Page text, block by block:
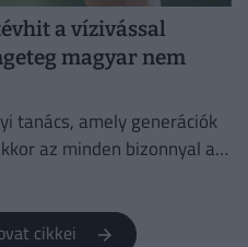
a vízivással
magyar nem
tanács, amely generációk
az minden bizonnyal a
cikkei